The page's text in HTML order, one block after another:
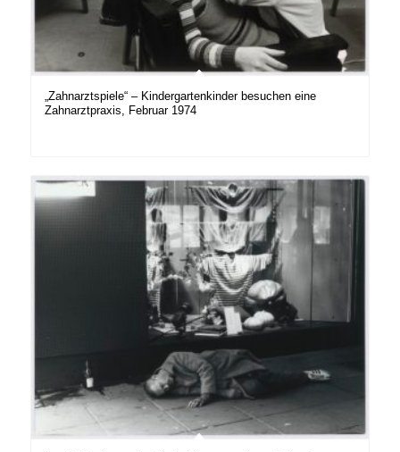
„Zahnarztspiele“ – Kindergartenkinder besuchen eine
Zahnarztpraxis, Februar 1974